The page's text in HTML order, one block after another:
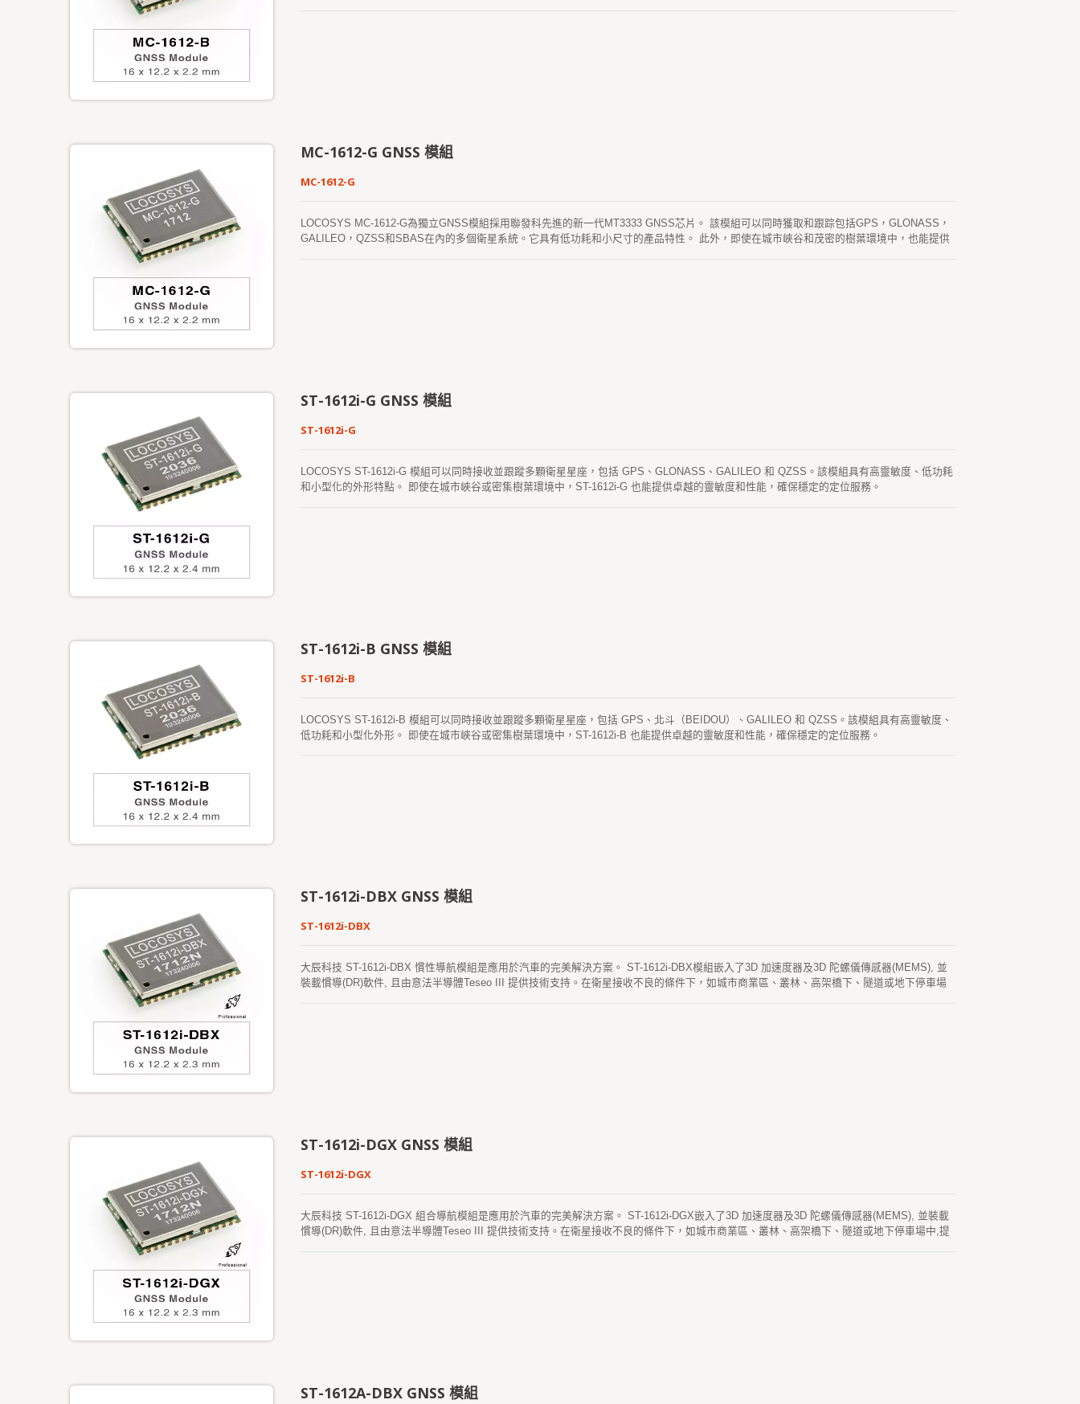
MC-1612-G GNSS 模組
MC-1612-G
LOCOSYS MC-1612-G為獨立GNSS模組採用聯發科先進的新一代MT3333 GNSS芯片。 該模組可以同時獲取和跟踪包括GPS，GLONASS，
GALILEO，QZSS和SBAS在內的多個衛星系統。它具有低功耗和小尺寸的產品特性。 此外，即使在城市峽谷和茂密的樹葉環境中，也能提供
ST-1612i-G GNSS 模組
ST-1612i-G
LOCOSYS ST-1612i-G 模組可以同時接收並跟蹤多顆衛星星座，包括 GPS、GLONASS、GALILEO 和 QZSS。該模組具有高靈敏度、低功耗
和小型化的外形特點。 即使在城市峽谷或密集樹葉環境中，ST-1612i-G 也能提供卓越的靈敏度和性能，確保穩定的定位服務。
ST-1612i-B GNSS 模組
ST-1612i-B
LOCOSYS ST-1612i-B 模組可以同時接收並跟蹤多顆衛星星座，包括 GPS、北斗（BEIDOU）、GALILEO 和 QZSS。該模組具有高靈敏度、
低功耗和小型化外形。 即使在城市峽谷或密集樹葉環境中，ST-1612i-B 也能提供卓越的靈敏度和性能，確保穩定的定位服務。
ST-1612i-DBX GNSS 模組
ST-1612i-DBX
大辰科技 ST-1612i-DBX 慣性導航模組是應用於汽車的完美解決方案。 ST-1612i-DBX模組嵌入了3D 加速度器及3D 陀螺儀傳感器(MEMS), 並
裝載慣導(DR)軟件, 且由意法半導體Teseo III 提供技術支持。在衛星接收不良的條件下，如城市商業區、叢林、高架橋下、隧道或地下停車場
ST-1612i-DGX GNSS 模組
ST-1612i-DGX
大辰科技 ST-1612i-DGX 組合導航模組是應用於汽車的完美解決方案。 ST-1612i-DGX嵌入了3D 加速度器及3D 陀螺儀傳感器(MEMS), 並裝載
慣導(DR)軟件, 且由意法半導體Teseo III 提供技術支持。在衛星接收不良的條件下，如城市商業區、叢林、高架橋下、隧道或地下停車場中,提
ST-1612A-DBX GNSS 模組